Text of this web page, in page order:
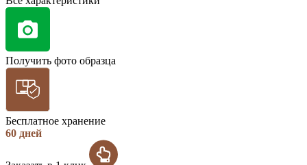
Получить фото образца
Бесплатное хранение
60 дней